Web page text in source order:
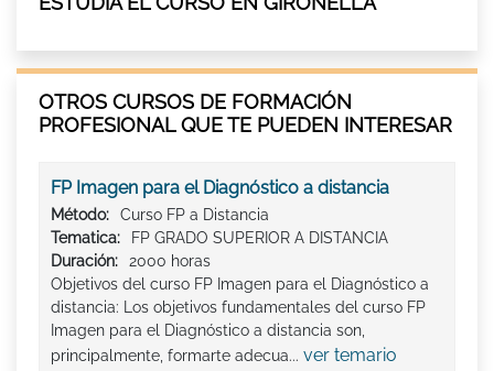
OTROS CURSOS DE FORMACIÓN
PROFESIONAL QUE TE PUEDEN INTERESAR
FP Imagen para el Diagnóstico a distancia
Método:
Curso FP a Distancia
Tematica:
FP GRADO SUPERIOR A DISTANCIA
Duración:
2000 horas
Objetivos del curso FP Imagen para el Diagnóstico a
distancia: Los objetivos fundamentales del curso FP
Imagen para el Diagnóstico a distancia son,
principalmente, formarte adecua... ver temario